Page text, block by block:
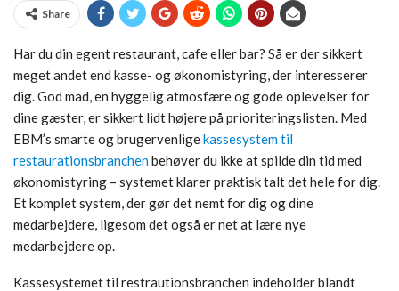
Share
Har du din egent restaurant, cafe eller bar? Så er der sikkert
meget andet end kasse- og økonomistyring, der interesserer
dig. God mad, en hyggelig atmosfære og gode oplevelser for
dine gæster, er sikkert lidt højere på prioriteringslisten. Med
EBM’s smarte og brugervenligekassesystem til
restaurationsbranchenbehøver du ikke at spilde din tid med
økonomistyring – systemet klarer praktisk talt det hele for dig.
Et komplet system, der gør det nemt for dig og dine
medarbejdere, ligesom det også er net at lære nye
medarbejdere op.
Kassesystemet til restrautionsbranchen indeholder blandt